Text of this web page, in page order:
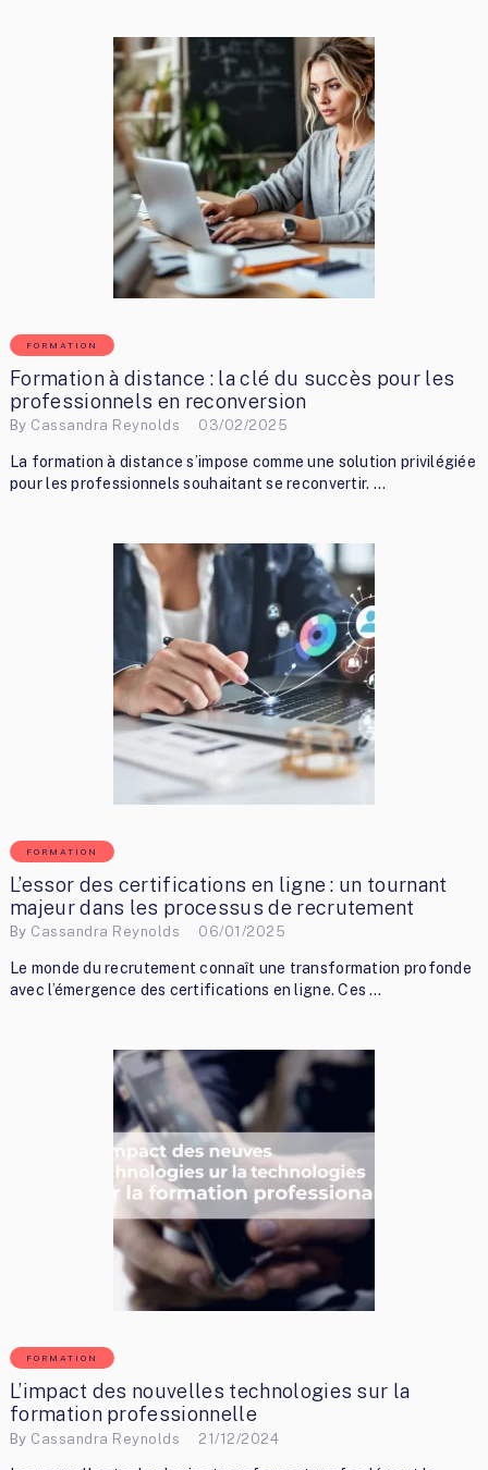
FORMATION
Formation à distance : la clé du succès pour les
professionnels en reconversion
By Cassandra Reynolds 03/02/2025
La formation à distance s’impose comme une solution privilégiée
pour les professionnels souhaitant se reconvertir. …
FORMATION
L’essor des certifications en ligne : un tournant
majeur dans les processus de recrutement
By Cassandra Reynolds 06/01/2025
Le monde du recrutement connaît une transformation profonde
avec l’émergence des certifications en ligne. Ces …
FORMATION
L’impact des nouvelles technologies sur la
formation professionnelle
By Cassandra Reynolds 21/12/2024